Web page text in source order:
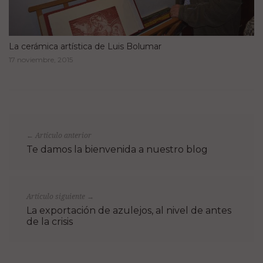
La cerámica artística de Luis Bolumar
17 noviembre, 2015
← Artículo anterior
Te damos la bienvenida a nuestro blog
Artículo siguiente →
La exportación de azulejos, al nivel de antes
de la crisis